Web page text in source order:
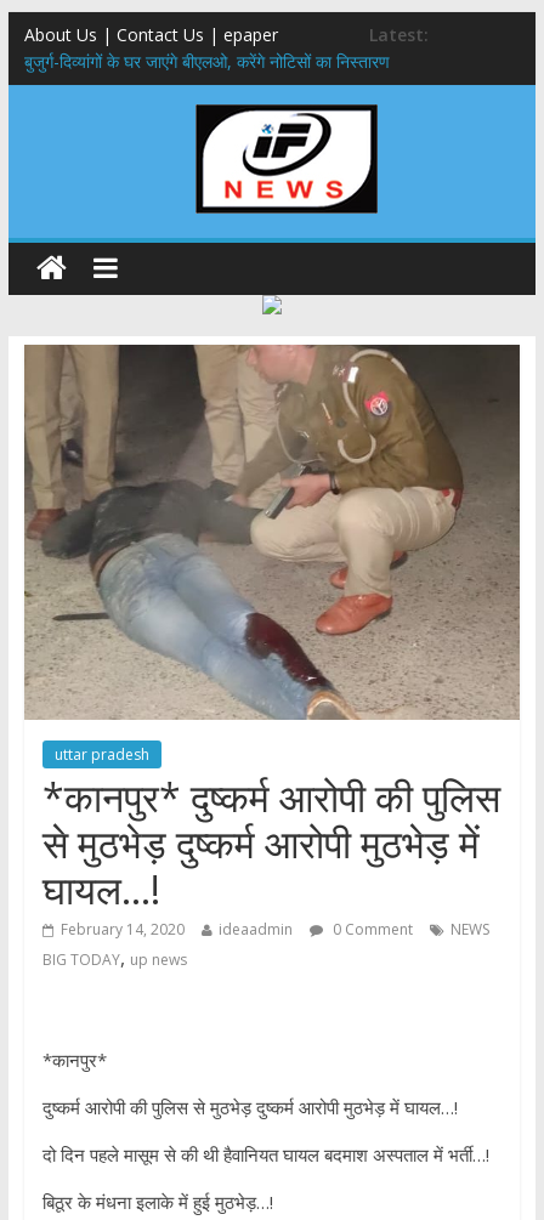
About Us | Contact Us | epaper
Latest:
बुजुर्ग-दिव्यांगों के घर जाएंगे बीएलओ, करेंगे नोटिसों का निस्तारण
24×7 अलर्ट मोड में रहें अधिकारी-मुख्य सचिव मानसून-एसईओसी से मुख्य सचिव ने
की विस्तृत समीक्षा कहा-बंद सड़कों को शीघ्र खोला जाए, लोगों को न हो दिक्कत
459 करोड़ से एचएनबी गढ़वाल विश्वविद्यालय में अनुसंधान संरचना होगी सुदृढ,उच्च
शिक्षा मंत्री धन सिंह रावत ने नवनियुक्त केन्द्रीय शिक्षा मंत्री से की मुलाकात
मुख्यमंत्री से महानिदेशक एनसीसी ने की शिष्टाचार भेंट,उत्तराखण्ड में एनसीसी के
विस्तार एवं आधुनिक आधारभूत संरचना के विकास पर हुई महत्वपूर्ण चर्चा
एमडीडीए बोर्ड बैठक, देहरादून और मसूरी के विकास के लिए 25 बड़े प्रस्तावों को मिली
हरी झंडी
uttar pradesh
*कानपुर* दुष्कर्म आरोपी की पुलिस
से मुठभेड़ दुष्कर्म आरोपी मुठभेड़ में
घायल…!
February 14, 2020 ideaadmin 0 Comment
NEWS
BIG TODAY, up news
*कानपुर*
दुष्कर्म आरोपी की पुलिस से मुठभेड़ दुष्कर्म आरोपी मुठभेड़ में घायल…!
दो दिन पहले मासूम से की थी हैवानियत घायल बदमाश अस्पताल में भर्ती…!
बिठूर के मंधना इलाके में हुई मुठभेड़…!